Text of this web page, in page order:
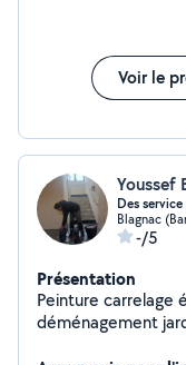
Voir le
Youssef
Des
Blagnac
-/5
Présentation
Peinture carrelage
déménagement